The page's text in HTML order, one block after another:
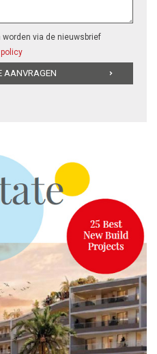
worden via de nieuwsbrief